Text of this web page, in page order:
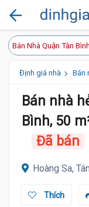
Bán Nhà Quận Tân
Định giá nhà Bán
Bán nhà
Bình, 50
Đã bán
Hoàng Sa,
Thích